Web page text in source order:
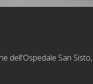
dell'Ospedale San